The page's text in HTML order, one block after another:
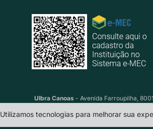
Ulbra Canoas- Avenida Farroupilha,
Utilizamos tecnologias para melhorar sua